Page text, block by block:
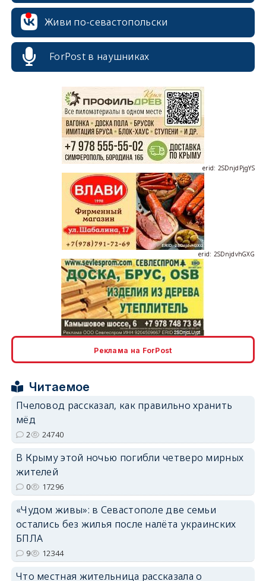
Живи по-севастопольски
ForPost в наушниках
erid: 2SDnjdPjgYS
erid: 2SDnjdvhGXG
Реклама на ForPost
Читаемое
Пчеловод рассказал, как правильно хранить
мёд
2 24740
В Крыму этой ночью погибли четверо мирных
жителей
0 17296
«Чудом живы»: в Севастополе две семьи
остались без жилья после налёта украинских
БПЛА
9 12344
Что местная жительница рассказала о